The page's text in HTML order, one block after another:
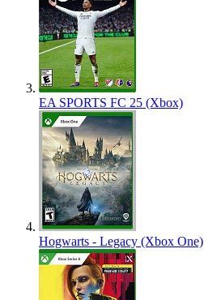
EA SPORTS FC 25 (Xbox)
Hogwarts - Legacy (Xbox One)